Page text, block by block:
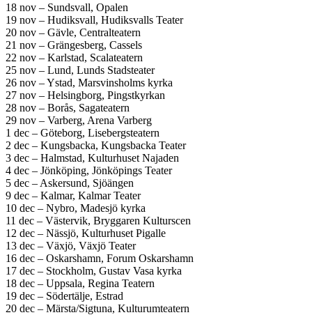
18 nov – Sundsvall, Opalen
19 nov – Hudiksvall, Hudiksvalls Teater
20 nov – Gävle, Centralteatern
21 nov – Grängesberg, Cassels
22 nov – Karlstad, Scalateatern
25 nov – Lund, Lunds Stadsteater
26 nov – Ystad, Marsvinsholms kyrka
27 nov – Helsingborg, Pingstkyrkan
28 nov – Borås, Sagateatern
29 nov – Varberg, Arena Varberg
1 dec – Göteborg, Lisebergsteatern
2 dec – Kungsbacka, Kungsbacka Teater
3 dec – Halmstad, Kulturhuset Najaden
4 dec – Jönköping, Jönköpings Teater
5 dec – Askersund, Sjöängen
9 dec – Kalmar, Kalmar Teater
10 dec – Nybro, Madesjö kyrka
11 dec – Västervik, Bryggaren Kulturscen
12 dec – Nässjö, Kulturhuset Pigalle
13 dec – Växjö, Växjö Teater
16 dec – Oskarshamn, Forum Oskarshamn
17 dec – Stockholm, Gustav Vasa kyrka
18 dec – Uppsala, Regina Teatern
19 dec – Södertälje, Estrad
20 dec – Märsta/Sigtuna, Kulturumteatern